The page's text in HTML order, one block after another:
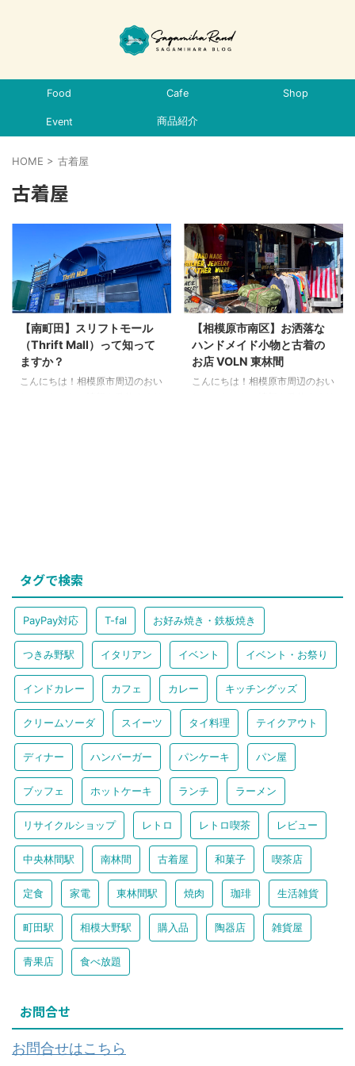
Food Cafe Shop
Event 商品紹介
HOME > 古着屋
古着屋
【南町田】スリフトモール
（Thrift Mall）って知って
ますか？
こんにちは！相模原市周辺のおい
ショップの集まる場所をご紹介し
ール） スリフトショップってな
に？ みなさ ...
【相模原市南区】お洒落な
ハンドメイド小物と古着の
お店 VOLN 東林間
こんにちは！相模原市周辺のおい
小田急線沿いだと町田や下北沢を
回っていますが、こんな ...
タグで検索
PayPay対応 T-fal お好み焼き・鉄板焼き
つきみ野駅 イタリアン イベント イベント・お祭り
インドカレー カフェ カレー キッチングッズ
クリームソーダ スイーツ タイ料理 テイクアウト
ディナー ハンバーガー パンケーキ パン屋
ブッフェ ホットケーキ ランチ ラーメン
リサイクルショップ レトロ レトロ喫茶 レビュー
中央林間駅 南林間 古着屋 和菓子 喫茶店
定食 家電 東林間駅 焼肉 珈琲 生活雑貨
町田駅 相模大野駅 購入品 陶器店 雑貨屋
青果店 食べ放題
お問合せ
お問合せはこちら